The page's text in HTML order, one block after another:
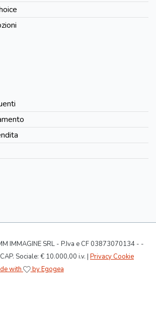
IMMAGINE SRL - P.Iva e CF 03873070134 - -
Sociale: € 10.000,00 i.v. | Privacy Cookie
with by Egogea